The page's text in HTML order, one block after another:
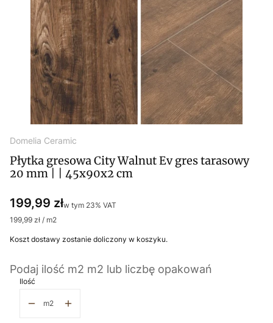
Domelia Ceramic
Płytka gresowa City Walnut Ev gres tarasowy
20 mm | | 45x90x2 cm
Cena
199,99 złw tym 23% VAT
w tym 23% VAT
199,99 zł / m2
Koszt dostawy zostanie doliczony w koszyku.
Podaj ilość m2 m2 lub liczbę opakowań
Ilość
m2